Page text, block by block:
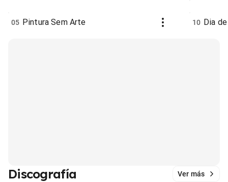
05 Pintura Sem Arte 10 Dia
Discografía Ver más